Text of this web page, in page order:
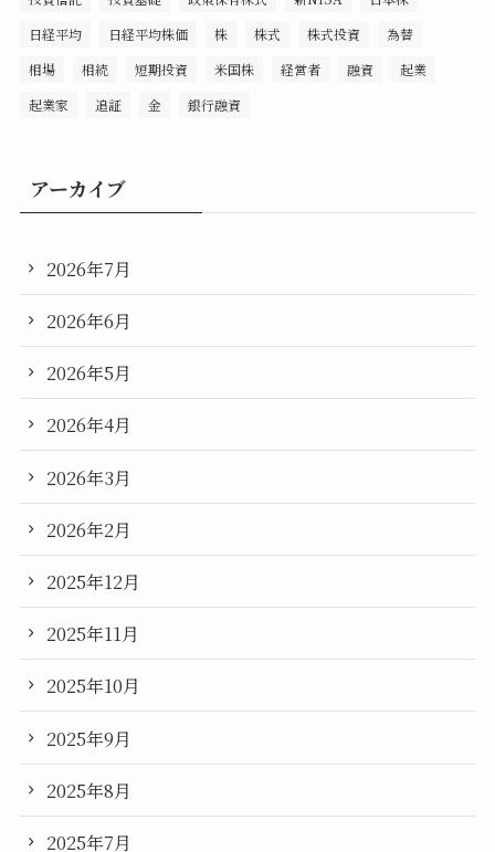
日経平均
日経平均株価 株 株式 株式投資
為替
相場
相続 短期投資 米国株 経営者 融資
起業
起業家
追証 金 銀行融資
アーカイブ
2026年7月
2026年6月
2026年5月
2026年4月
2026年3月
2026年2月
2025年12月
2025年11月
2025年10月
2025年9月
2025年8月
2025年7月